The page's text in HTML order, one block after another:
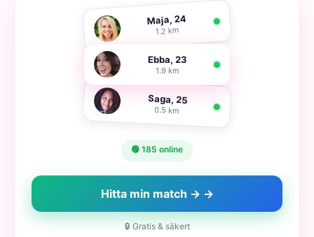
Maja, 24
1.2 km
Ebba, 23
1.9 km
Saga, 25
0.5 km
🟢 185 online
Hitta min match → →
🔒 Gratis & säkert